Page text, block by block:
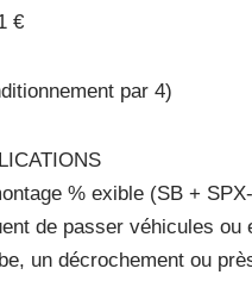
€
par 4)
% exible (SB +
de passer véhicules ou
un décrochement ou